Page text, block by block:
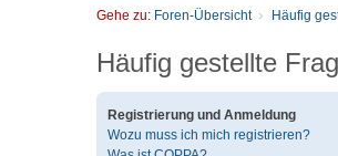
Gehe zu: Foren-Übersicht Häufig
Häufig gestellte
Registrierung und Anmeldung
Wozu muss ich mich registrieren?